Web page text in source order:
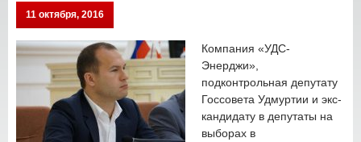
11 октября, 2016
Компания «УДС-
Энерджи»,
подконтрольная депутату
Госсовета Удмуртии и экс-
кандидату в депутаты на
выборах в